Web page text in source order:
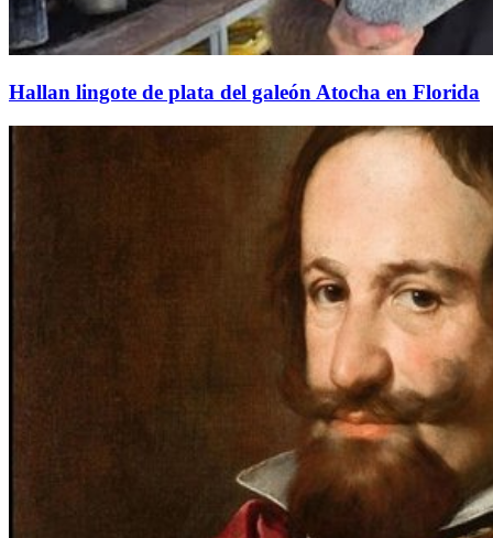
Hallan lingote de plata del galeón Atocha en Florida